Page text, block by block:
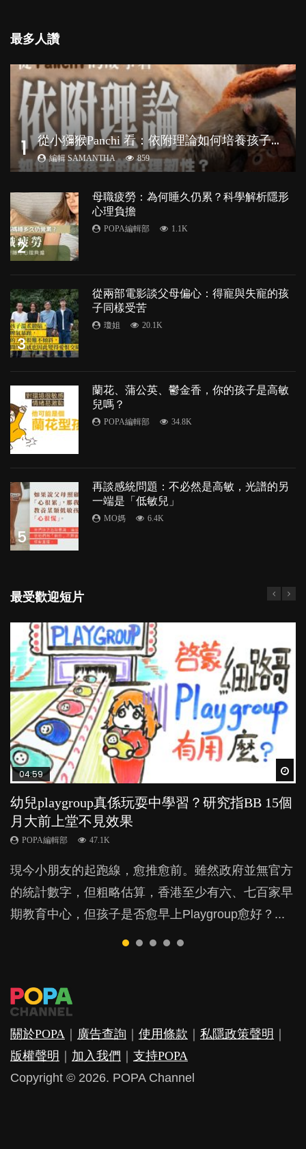
最多人讚
1 從
小獼猴Panchi 看：依附理論如何培養孩子心理韌性？
編輯 SAMANTHA 859
2
母職疲勞：為何睡久仍累？科學解析隱形
心理負擔
POPA編輯部 1.1K
3
從兩部電影談父母偏心：得寵與失寵的孩
子同樣受苦
瓊姐 20.1K
4
蘭花、蒲公英、鬱金香，你的孩子是高敏
兒嗎？
POPA編輯部 34.8K
5
再談感統問題：不必然是高敏，光譜的另
一端是「低敏兒」
MO媽 6.4K
最受歡迎短片
04:59
幼兒playgroup真係玩耍中學習？研究指BB 15個
月大前上堂不見效果
POPA編輯部 47.1K
現今小朋友的起跑線，愈推愈前。雖然政府並無官方
的統計數字，但粗略估算，香港至少有六、七百家早
期教育中心，但孩子是否愈早上Playgroup愈好？...
03:39
幼稚園遊戲課 如何刺激幼兒自發學習取代獎勵
與懲罰？
POPA編輯部 33.1K
由美國學者所創的 tools of the mind 課程，學生以遊
戲方式學習，學術能力和自制能力亦明顯比其他小朋
友優勝，到底這課程有何特別之處？...
03:02
老公患產後憂鬱症對BB的影響
POPA編輯部 15.9K
鬱，影響日常生活，嚴重的甚至會有自殺，或傷害小
朋友的念頭。但為何爸爸患上產後抑鬱往往難以察
覺？...
04:18
凡事以BB為中心，就係好爸媽？｜別忽視父母
的身心虛耗
POPA編輯部 31.5K
父母日夜無間、身心俱疲地照顧BB，如何做到正向
教養？部份父母更會為了小朋友放棄自己的嗜好、減
少出席朋友聚會等等，你以為會換來美好的親子關
04:06
全職好？在職好？｜全職媽媽與在職媽媽的壓
力與價值
POPA編輯部 25.8K
許多媽媽心底可能都有一刻掙扎過：究竟全職好，還
是在職好。雖說每個家庭都有自己的獨特狀況和考慮
因素，但原來全職和在職媽媽所養育的子女其實都各
關於POPA 廣告查詢 使用條款 私隱政策聲明
版權聲明
加入我們
支持POPA
Copyright © 2026. POPA Channel